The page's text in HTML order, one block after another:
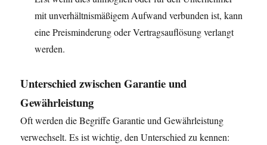
mit unverhältnismäßigem Aufwand verbunden ist, kann
eine Preisminderung oder Vertragsauflösung verlangt
werden.
Unterschied zwischen Garantie und
Gewährleistung
Oft werden die Begriffe Garantie und Gewährleistung
verwechselt. Es ist wichtig, den Unterschied zu kennen: